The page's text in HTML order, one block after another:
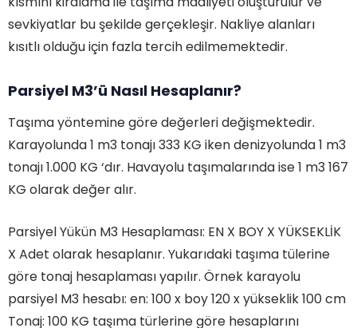
sevkiyatlar bu şekilde gerçekleşir. Nakliye alanları
kısıtlı olduğu için fazla tercih edilmemektedir.
Parsiyel M3’ü Nasıl Hesaplanır?
Taşıma yöntemine göre değerleri değişmektedir.
Karayolunda 1 m3 tonajı 333 KG iken denizyolunda 1 m3
tonajı 1.000 KG ‘dır. Havayolu taşımalarında ise 1 m3 167
KG olarak değer alır.
Parsiyel Yükün M3 Hesaplaması: EN X BOY X YÜKSEKLİK
X Adet olarak hesaplanır. Yukarıdaki taşıma tülerine
göre tonaj hesaplaması yapılır. Örnek karayolu
parsiyel M3 hesabı: en: 100 x boy 120 x yükseklik 100 cm
Tonaj: 100 KG taşıma türlerine göre hesaplarını